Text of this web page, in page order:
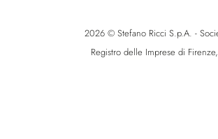
2026 © Stefano Ricci S.p.A. -
Registro delle Imprese di